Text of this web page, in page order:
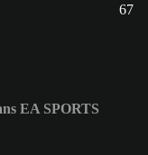
67
EA SPORTS